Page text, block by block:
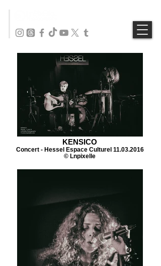
KENSICO
Concert - Hessel Espace Culturel 11.03.2016
© Lnpixelle